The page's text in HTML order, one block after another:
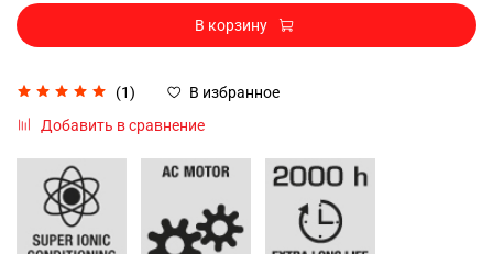
(1)
В избранное
Добавить в сравнение
В корзину